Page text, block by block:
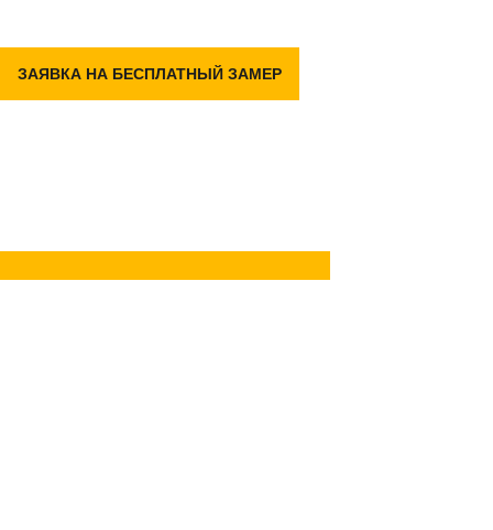
ЗАЯВКА НА БЕСПЛАТНЫЙ ЗАМЕР